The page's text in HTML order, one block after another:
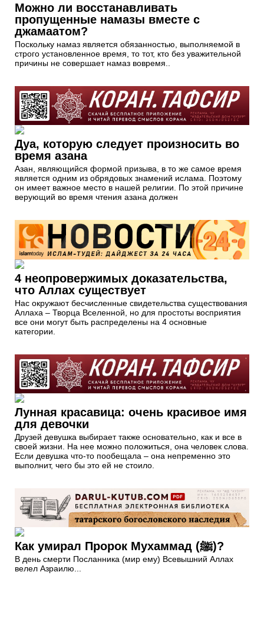
Можно ли восстанавливать
пропущенные намазы вместе с
джамаатом?
Поскольку намаз является обязанностью, выполняемой в
строго установленное время, то тот, кто без уважительной
причины не совершает намаз вовремя..
Дуа, которую следует произносить во
время азана
Азан, являющийся формой призыва, в то же самое время
является одним из обрядовых знамений ислама. Поэтому
он имеет важное место в нашей религии. По этой причине
верующий во время чтения азана должен
4 неопровержимых доказательства,
что Аллах существует
Нас окружают бесчисленные свидетельства существования
Аллаха – Творца Вселенной, но для простоты восприятия
все они могут быть распределены на 4 основные
категории.
Лунная красавица: очень красивое имя
для девочки
Друзей девушка выбирает также основательно, как и все в
своей жизни. На нее можно положиться, она человек слова.
Если девушка что-то пообещала – она непременно это
выполнит, чего бы это ей не стоило.
Как умирал Пророк Мухаммад (ﷺ)?
В день смерти Посланника (мир ему) Всевышний Аллах
велел Азраилю...